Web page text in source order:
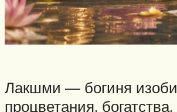
Лакшми — богиня
процветания,